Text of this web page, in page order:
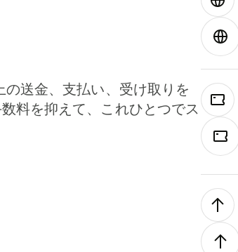
送金、支払い、受け取りを
料を抑えて、これひとつでス